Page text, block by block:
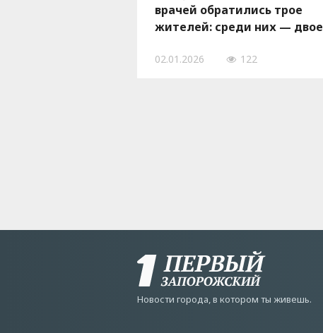
врачей обратились трое
жителей: среди них — двое
02.01.2026 122
Новости города, в котором ты живешь.